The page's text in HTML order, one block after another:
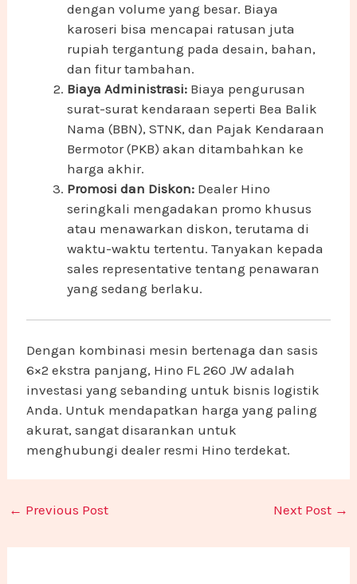
dengan volume yang besar. Biaya
karoseri bisa mencapai ratusan juta
rupiah tergantung pada desain, bahan,
dan fitur tambahan.
Biaya Administrasi: Biaya pengurusan
surat-surat kendaraan seperti Bea Balik
Nama (BBN), STNK, dan Pajak Kendaraan
Bermotor (PKB) akan ditambahkan ke
harga akhir.
Promosi dan Diskon: Dealer Hino
seringkali mengadakan promo khusus
atau menawarkan diskon, terutama di
waktu-waktu tertentu. Tanyakan kepada
sales representative tentang penawaran
yang sedang berlaku.
Dengan kombinasi mesin bertenaga dan sasis
6×2 ekstra panjang, Hino FL 260 JW adalah
investasi yang sebanding untuk bisnis logistik
Anda. Untuk mendapatkan harga yang paling
akurat, sangat disarankan untuk
menghubungi dealer resmi Hino terdekat.
← Previous Post Next Post →